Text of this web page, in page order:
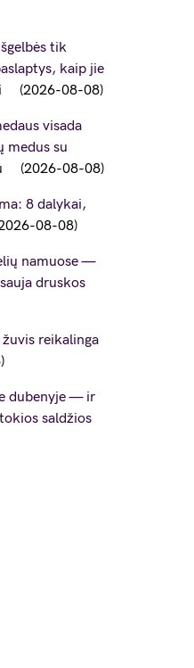
tik
kaip jie
2026-08-08
visada
medus su
2026-08-08
8 dalykai,
08-08
namuose —
druskos
reikalinga
dubenyje — ir
saldžios